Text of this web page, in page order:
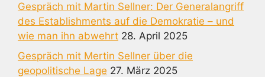
Gespräch mit Martin Sellner: Der Generalangriff
des Establishments auf die Demokratie – und
wie man ihn abwehrt 28. April 2025
Gespräch mit Mertin Sellner über die
geopolitische Lage 27. März 2025